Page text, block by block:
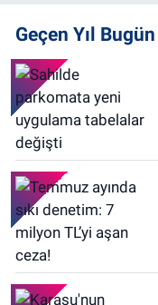
Geçen Yıl Bugün